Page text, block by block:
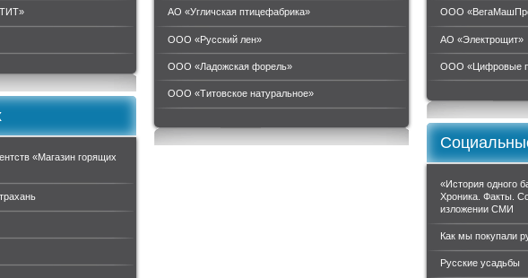
АО «Угличская птицефабрика»
ООО «Русский лен»
ООО «Ладожская форель»
ООО «Титовское натуральное»
ООО
АО «Электрощит»
ООО «Цифровые
«Магазин горящих
«История одного
Хроника. Факты.
изложении СМИ
Как мы покупали
Русские усадьбы